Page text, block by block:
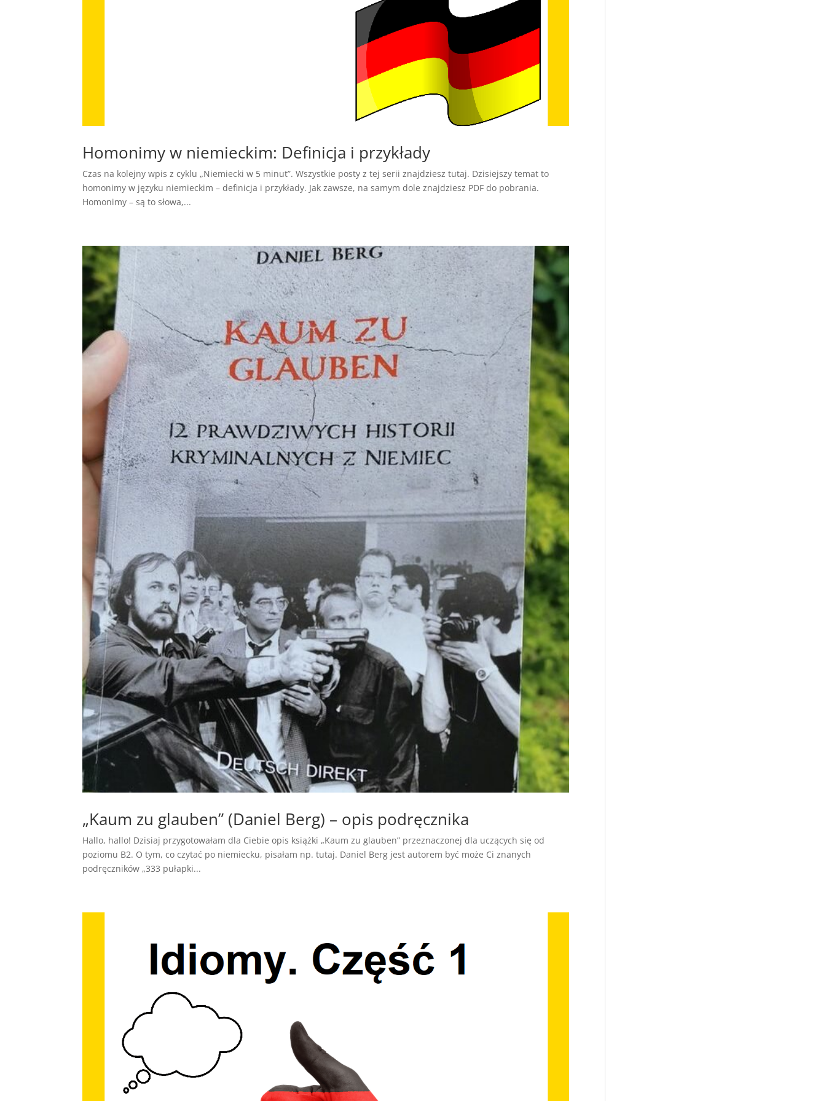
Homonimy w niemieckim: Definicja i przykłady
Czas na kolejny wpis z cyklu „Niemiecki w 5 minut”. Wszystkie posty z tej serii znajdziesz tutaj. Dzisiejszy temat to
homonimy w języku niemieckim – definicja i przykłady. Jak zawsze, na samym dole znajdziesz PDF do pobrania.
Homonimy – są to słowa,...
„Kaum zu glauben” (Daniel Berg) – opis podręcznika
Hallo, hallo! Dzisiaj przygotowałam dla Ciebie opis książki „Kaum zu glauben” przeznaczonej dla uczących się od
poziomu B2. O tym, co czytać po niemiecku, pisałam np. tutaj. Daniel Berg jest autorem być może Ci znanych
podręczników „333 pułapki...